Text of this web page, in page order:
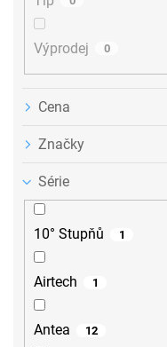
Výprodej 0
Cena
Značky
Série
10° Stupňů 1
Airtech 1
Antea 12